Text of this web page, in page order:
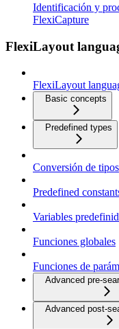
Identificación y
FlexiCapture
FlexiLayout
FlexiLayout
Basic concepts
Predefined types
Conversión de tipos
Predefined
Variables
Funciones globales
Funciones de
Advanced pre-
Advanced post-